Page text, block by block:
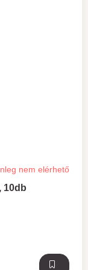
10db
nem elérhető